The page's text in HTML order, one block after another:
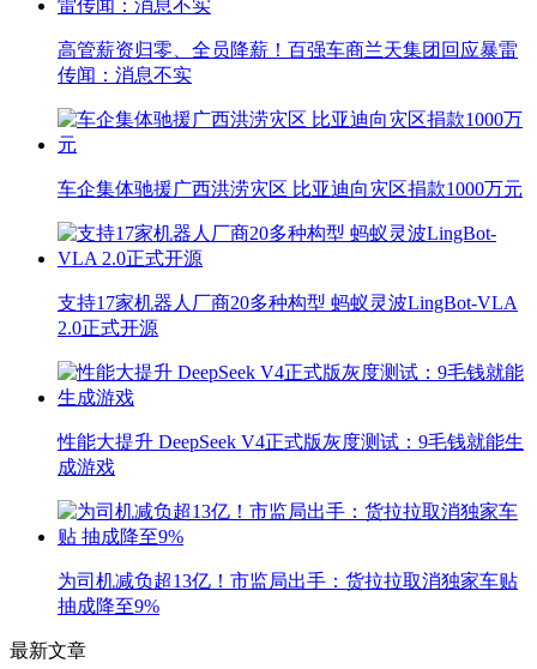
高管薪资归零、全员降薪！百强车商兰天集团回应暴雷
传闻：消息不实
车企集体驰援广西洪涝灾区 比亚迪向灾区捐款1000万元
支持17家机器人厂商20多种构型 蚂蚁灵波LingBot-VLA
2.0正式开源
性能大提升 DeepSeek V4正式版灰度测试：9毛钱就能生
成游戏
为司机减负超13亿！市监局出手：货拉拉取消独家车贴
抽成降至9%
最新文章